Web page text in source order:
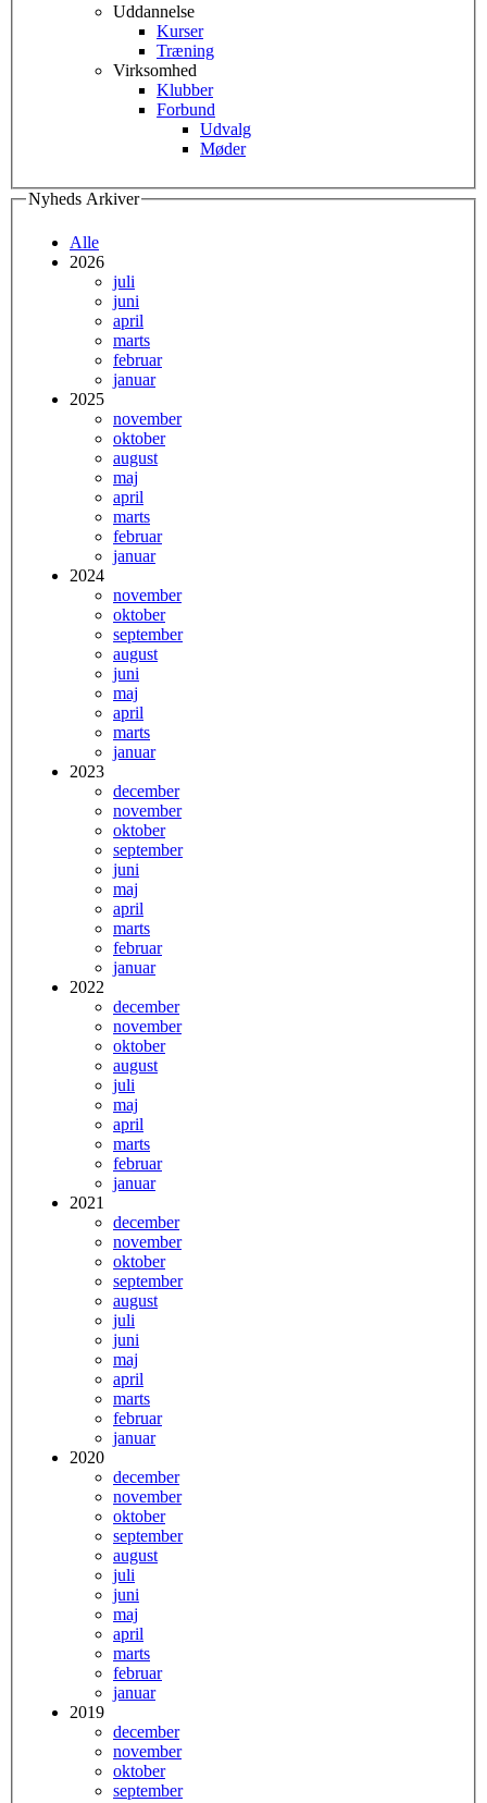
Uddannelse
Kurser
Træning
Virksomhed
Klubber
Forbund
Udvalg
Møder
Nyheds Arkiver
Alle
2026
juli
juni
april
marts
februar
januar
2025
november
oktober
august
maj
april
marts
februar
januar
2024
november
oktober
september
august
juni
maj
april
marts
januar
2023
december
november
oktober
september
juni
maj
april
marts
februar
januar
2022
december
november
oktober
august
juli
maj
april
marts
februar
januar
2021
december
november
oktober
september
august
juli
juni
maj
april
marts
februar
januar
2020
december
november
oktober
september
august
juli
juni
maj
april
marts
februar
januar
2019
december
november
oktober
september